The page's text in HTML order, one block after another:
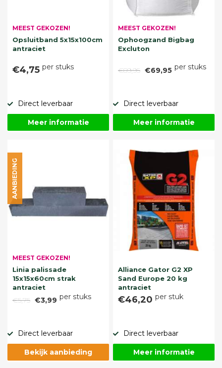
MEEST GEKOZEN!
Opsluitband 5x15x100cm
antraciet
€4,75 per stuks
Direct leverbaar
Meer informatie
MEEST GEKOZEN!
Ophoogzand Bigbag
Excluton
€89,95 €69,95 per stuks
Direct leverbaar
Meer informatie
MEEST GEKOZEN!
Linia palissade
15x15x60cm strak
antraciet
€5,75 €3,99 per stuks
AANBIEDING
Direct leverbaar
Bekijk aanbieding
Alliance Gator G2 XP
Sand Europe 20 kg
antraciet
€46,20 per stuk
Direct leverbaar
Meer informatie